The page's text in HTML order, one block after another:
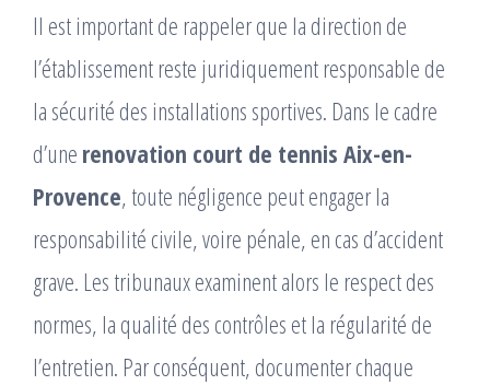
Il est important de rappeler que la direction de
l’établissement reste juridiquement responsable de
la sécurité des installations sportives. Dans le cadre
d’une renovation court de tennis Aix-en-
Provence, toute négligence peut engager la
responsabilité civile, voire pénale, en cas d’accident
grave. Les tribunaux examinent alors le respect des
normes, la qualité des contrôles et la régularité de
l’entretien. Par conséquent, documenter chaque